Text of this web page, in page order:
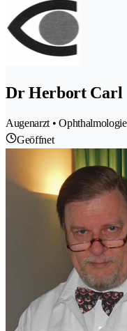
Dr Herbort Carl
Augenarzt •
Geöffnet